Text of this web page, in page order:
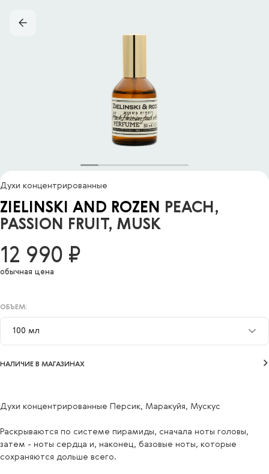
Духи концентрированные
ZIELINSKI AND ROZEN
PEACH,
PASSION FRUIT, MUSK
ОБЪЕМ:
100 мл
10 мл
100 мл
12 990 ₽
обычная цена
НАЛИЧИЕ В МАГАЗИНАХ
Духи концентрированные Персик, Маракуйя, Мускус
Раскрываются по системе пирамиды, сначала ноты головы,
затем - ноты сердца и, наконец, базовые ноты, которые
сохраняются дольше всего.